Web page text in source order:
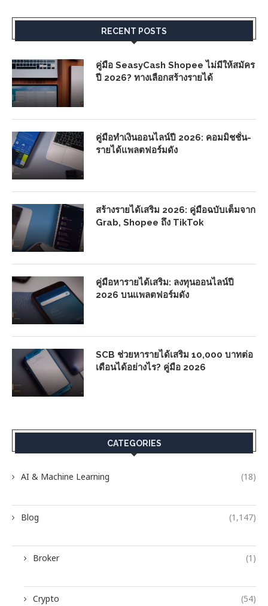
RECENT POSTS
คู่มือ SeasyCash Shopee ไม่มีให้สมัคร
ปี 2026? ทางเลือกสร้างรายได้
คู่มือทำเงินออนไลน์ปี 2026: คอมมิชชั่น-
รายได้แพลตฟอร์มดัง
สร้างรายได้เสริม 2026: คู่มือฉบับเต็มจาก
Grab, Shopee ถึง TikTok
คู่มือหารายได้เสริม: ลงทุนออนไลน์ปี
2026 บนแพลตฟอร์มดัง
SCB ช่วยหารายได้เสริม 10,000 บาทต่อ
เดือนได้อย่างไร? คู่มือ 2026
CATEGORIES
AI & Machine Learning (18)
Blog (1,147)
Broker (1)
Crypto (54)